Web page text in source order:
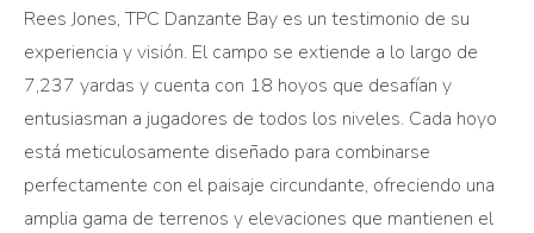
Rees Jones, TPC Danzante Bay es un testimonio de su
experiencia y visión. El campo se extiende a lo largo de
7,237 yardas y cuenta con 18 hoyos que desafían y
entusiasman a jugadores de todos los niveles. Cada hoyo
está meticulosamente diseñado para combinarse
perfectamente con el paisaje circundante, ofreciendo una
amplia gama de terrenos y elevaciones que mantienen el